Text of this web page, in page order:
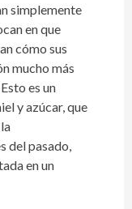
simplemente
en que
cómo sus
mucho más
es un
y azúcar, que
del pasado,
en un